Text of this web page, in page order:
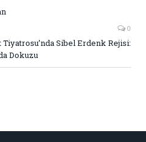
0
Sibel Erdenk Rejisi:
Dokuzu